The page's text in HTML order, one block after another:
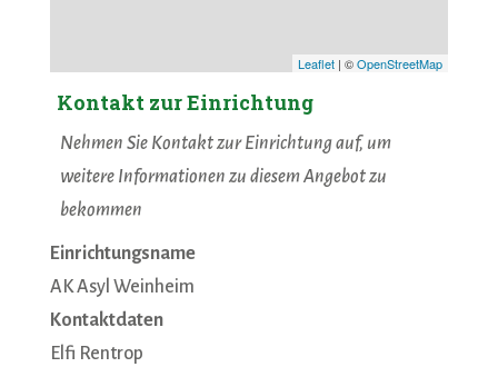
Leaflet | ©OpenStreetMap
Kontakt zur Einrichtung
Nehmen Sie Kontakt zur Einrichtung auf, um
weitere Informationen zu diesem Angebot zu
bekommen
Einrichtungsname
AK Asyl Weinheim
Kontaktdaten
Elfi Rentrop